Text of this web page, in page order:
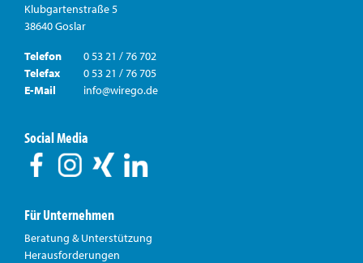
Klubgartenstraße 5
38640 Goslar
Telefon
0 53 21 / 76 702
Telefax
0 53 21 / 76 705
E-Mail
info@wirego.de
Social Media
Für Unternehmen
Beratung & Unterstützung
Herausforderungen